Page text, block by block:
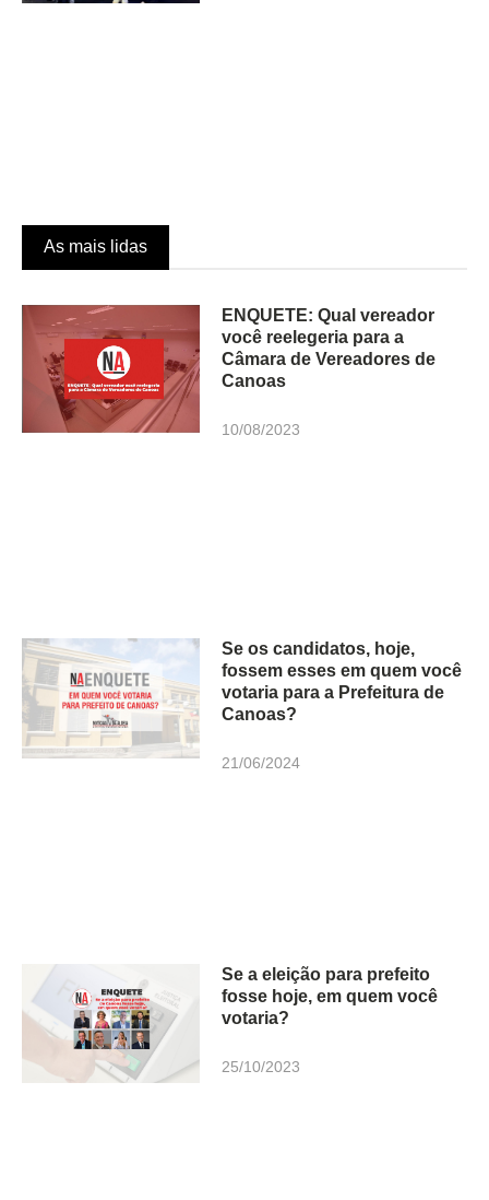
As mais lidas
ENQUETE: Qual vereador
você reelegeria para a
Câmara de Vereadores de
Canoas
10/08/2023
Se os candidatos, hoje,
fossem esses em quem você
votaria para a Prefeitura de
Canoas?
21/06/2024
Se a eleição para prefeito
fosse hoje, em quem você
votaria?
25/10/2023